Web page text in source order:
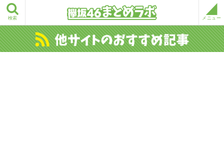
検索 メニュー